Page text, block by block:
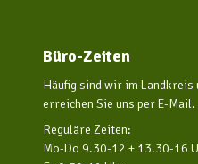
Büro-Zeiten
Häufig sind wir im Landkreis
erreichen Sie uns per E-Mail.
Reguläre Zeiten:
Mo-Do 9.30-12 + 13.30-16